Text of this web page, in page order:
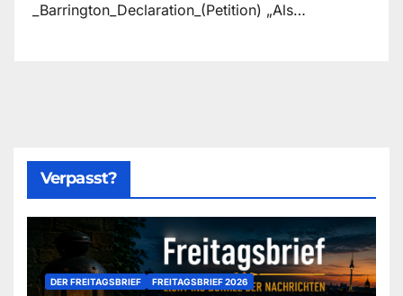
_Barrington_Declaration_(Petition) „Als…
Verpasst?
DER FREITAGSBRIEF FREITAGSBRIEF 2026